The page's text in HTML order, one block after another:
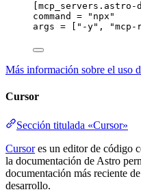
[mcp_servers.astro-
command
= " npx "
args = [ " -y" , "mcp-
Más información sobre el uso
Cursor
Sección titulada «Cursor»
Cursores un editor de código
la documentación de Astro
documentación más reciente
desarrollo.